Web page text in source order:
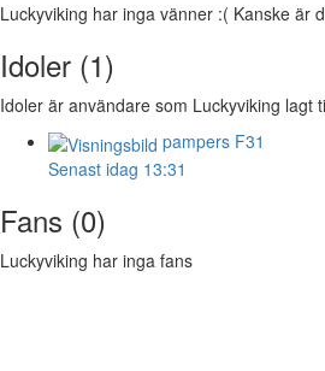
Luckyviking har inga vänner :( Kanske är
Idoler (1)
Idoler är användare som Luckyviking lagt
pampers F31
Senast idag 13:31
Fans (0)
Luckyviking har inga fans